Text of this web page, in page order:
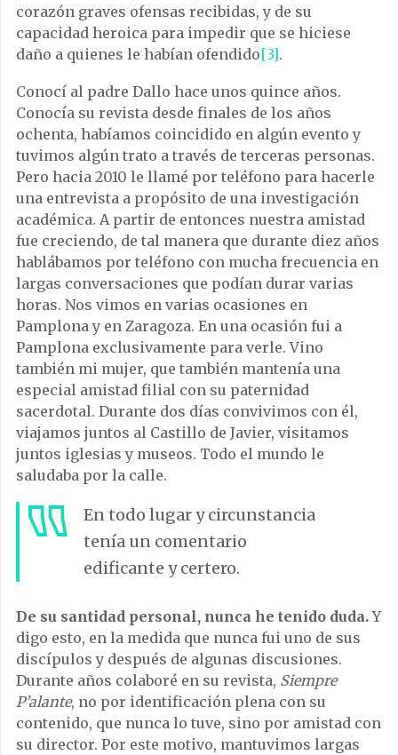
corazón graves ofensas recibidas, y de su
capacidad heroica para impedir que se hiciese
daño a quienes le habían ofendido[3].
Conocí al padre Dallo hace unos quince años.
Conocía su revista desde finales de los años
ochenta, habíamos coincidido en algún evento y
tuvimos algún trato a través de terceras personas.
Pero hacia 2010 le llamé por teléfono para hacerle
una entrevista a propósito de una investigación
académica. A partir de entonces nuestra amistad
fue creciendo, de tal manera que durante diez años
hablábamos por teléfono con mucha frecuencia en
largas conversaciones que podían durar varias
horas. Nos vimos en varias ocasiones en
Pamplona y en Zaragoza. En una ocasión fui a
Pamplona exclusivamente para verle. Vino
también mi mujer, que también mantenía una
especial amistad filial con su paternidad
sacerdotal. Durante dos días convivimos con él,
viajamos juntos al Castillo de Javier, visitamos
juntos iglesias y museos. Todo el mundo le
saludaba por la calle.
En todo lugar y circunstancia
tenía un comentario
edificante y certero.
De su santidad personal, nunca he tenido duda.Y
digo esto, en la medida que nunca fui uno de sus
discípulos y después de algunas discusiones.
Durante años colaboré en su revista, Siempre
P’alante, no por identificación plena con su
contenido, que nunca lo tuve, sino por amistad con
su director. Por este motivo, mantuvimos largas